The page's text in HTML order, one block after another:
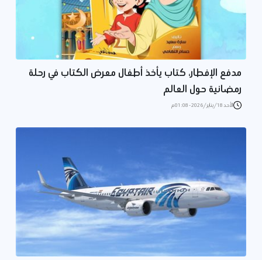
مدفع الإفطار، كتاب يأخذ أطفال معرض الكتاب في رحلة
رمضانية حول العالم
الأحد 18/يناير/2026 - 01:08 م